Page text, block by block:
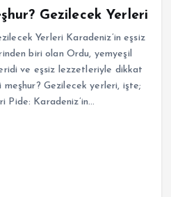
Gezilecek Yerleri
Yerleri Karadeniz’in eşsiz
biri olan Ordu, yemyeşil
ve eşsiz lezzetleriyle dikkat
meşhur? Gezilecek yerleri, işte;
Pide: Karadeniz’in…